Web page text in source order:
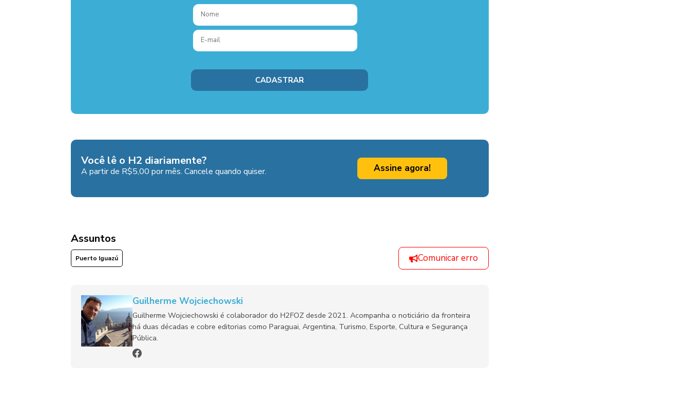
Você lê o H2 diariamente?
A partir de R$5,00 por mês. Cancele quando quiser. Assine agora!
Assuntos
Puerto Iguazú Comunicar erro
Guilherme Wojciechowski
Guilherme Wojciechowski é colaborador do H2FOZ desde 2021. Acompanha o noticiário da fronteira
há duas décadas e cobre editorias como Paraguai, Argentina, Turismo, Esporte, Cultura e Segurança
Pública.